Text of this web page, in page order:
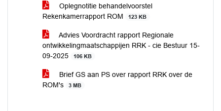
Oplegnotitie behandelvoorstel
Rekenkamerrapport ROM
123 KB
Advies Voordracht rapport Regionale
ontwikkelingmaatschappijen RRK - cie Bestuur 15-
09-2025
106 KB
Brief GS aan PS over rapport RRK over de
ROM's
3 MB